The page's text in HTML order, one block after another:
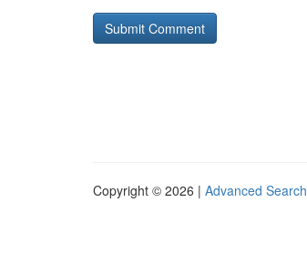
Copyright © 2026 | Advanced Search